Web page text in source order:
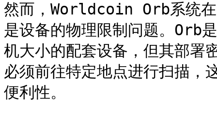
然而，Worldcoin Orb系统在
是设备的物理限制问题。Orb
机大小的配套设备，但其部署
必须前往特定地点进行扫描，
便利性。